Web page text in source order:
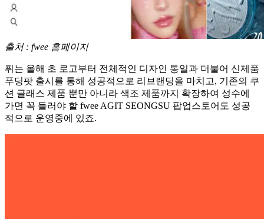
출처 : fwee 홈페이지
퓌는 올해 초 로고부터 전체적인 디자인 통일과 더불어 신제품
푸딩팟 출시를 통해 성공적으로 리브랜딩을 마치고, 기존의 쿠
션 글래스 제품 뿐만 아니라 색조 제품까지 확장하여 성수에
가면 꼭 들러야 할 fwee AGIT SEONGSU 팝업스토어도 성공
적으로 운영중에 있죠.